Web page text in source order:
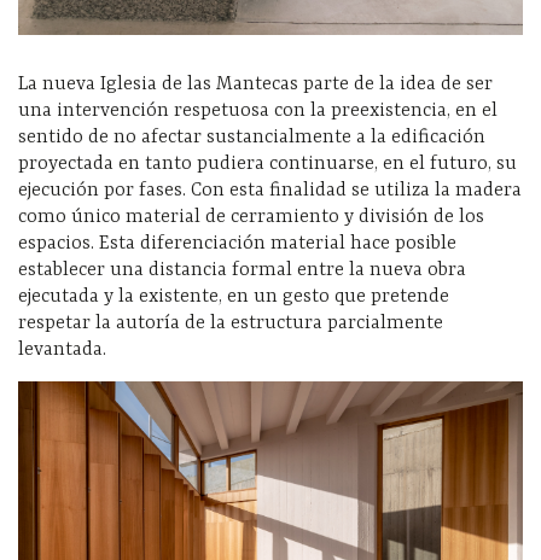
La nueva Iglesia de las Mantecas parte de la idea de ser
una intervención respetuosa con la preexistencia, en el
sentido de no afectar sustancialmente a la edificación
proyectada en tanto pudiera continuarse, en el futuro, su
ejecución por fases. Con esta finalidad se utiliza la madera
como único material de cerramiento y división de los
espacios. Esta diferenciación material hace posible
establecer una distancia formal entre la nueva obra
ejecutada y la existente, en un gesto que pretende
respetar la autoría de la estructura parcialmente
levantada.